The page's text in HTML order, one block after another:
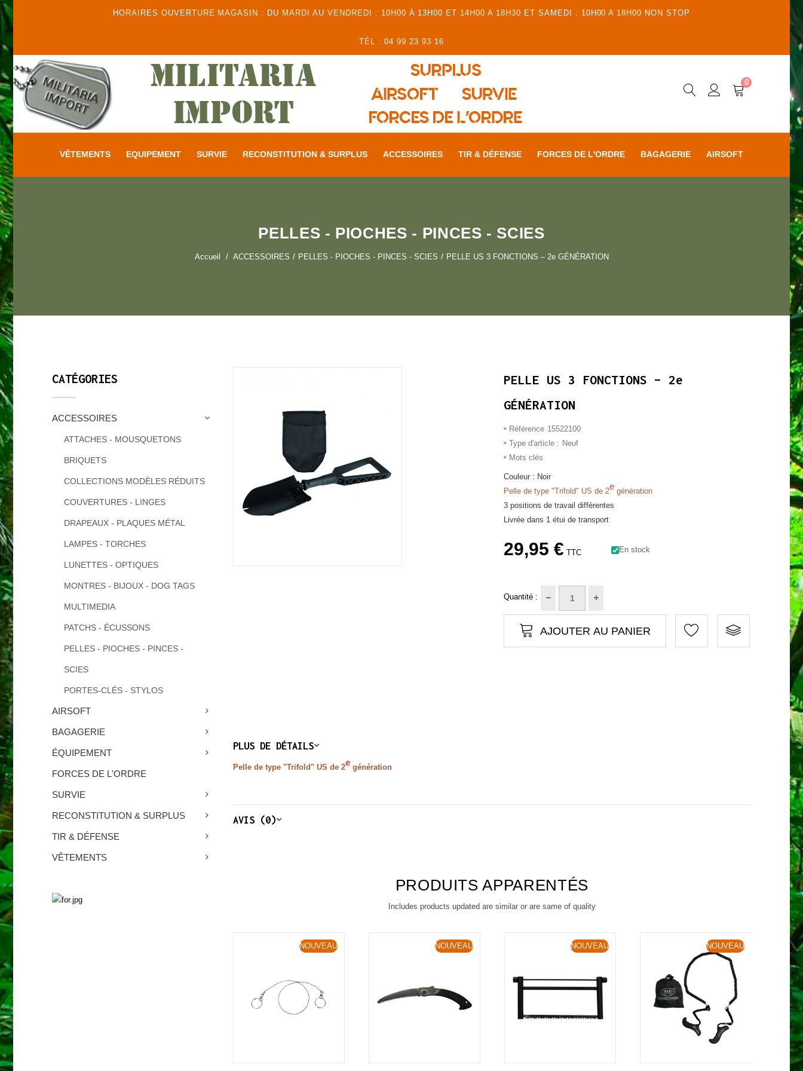
HORAIRES OUVERTURE MAGASIN : DU MARDI AU VENDREDI : 10H00 À 13H00 ET 14H00 A 18H30 ET SAMEDI : 10H00 A 18H00 NON STOP
TÉL : 04 99 23 93 16
0
VÊTEMENTS EQUIPEMENT SURVIE RECONSTITUTION & SURPLUS ACCESSOIRES TIR & DÉFENSE FORCES DE L'ORDRE BAGAGERIE AIRSOFT
PELLES - PIOCHES - PINCES - SCIES
Accueil ACCESSOIRES PELLES - PIOCHES - PINCES - SCIES PELLE US 3 FONCTIONS – 2e GÉNÉRATION
CATÉGORIES
ACCESSOIRES
ATTACHES - MOUSQUETONS
BRIQUETS
COLLECTIONS MODÈLES RÉDUITS
COUVERTURES - LINGES
DRAPEAUX - PLAQUES MÉTAL
LAMPES - TORCHES
LUNETTES - OPTIQUES
MONTRES - BIJOUX - DOG TAGS
MULTIMEDIA
PATCHS - ÉCUSSONS
PELLES - PIOCHES - PINCES -
SCIES
PORTES-CLÉS - STYLOS
AIRSOFT
BAGAGERIE
ÉQUIPEMENT
FORCES DE L'ORDRE
SURVIE
RECONSTITUTION & SURPLUS
TIR & DÉFENSE
VÊTEMENTS
PELLE US 3 FONCTIONS – 2e
GÉNÉRATION
Référence 15522100
Type d'article : Neuf
Mots clés
Couleur : Noir
Pelle de type "Trifold" US de 2e génération
3 positions de travail différentes
Livrée dans 1 étui de transport
29,95 € TTC En stock
Quantité :
AJOUTER AU PANIER
PLUS DE DÉTAILS
Pelle de type "Trifold" US de 2egénération
AVIS (0)
PRODUITS APPARENTÉS
Includes products updated are similar or are same of quality
NOUVEAU NOUVEAU NOUVEAU NOUVEAU